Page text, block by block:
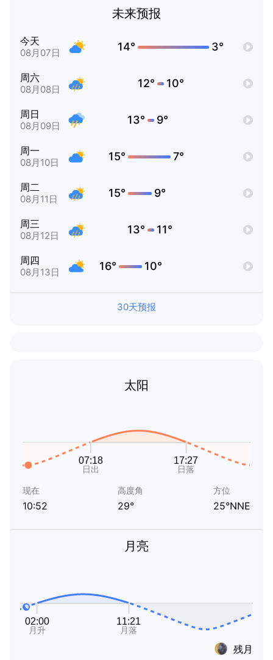
未来预报
今天
08月07日 14° 3°
周六
08月08日 12° 10°
周日
08月09日 13° 9°
周一
08月10日 15° 7°
周二
08月11日 15° 9°
周三
08月12日 13° 11°
周四
08月13日 16° 10°
30天预报
太阳
现在
10:52
高度角
29°
方位
25°NNE
月亮
残月